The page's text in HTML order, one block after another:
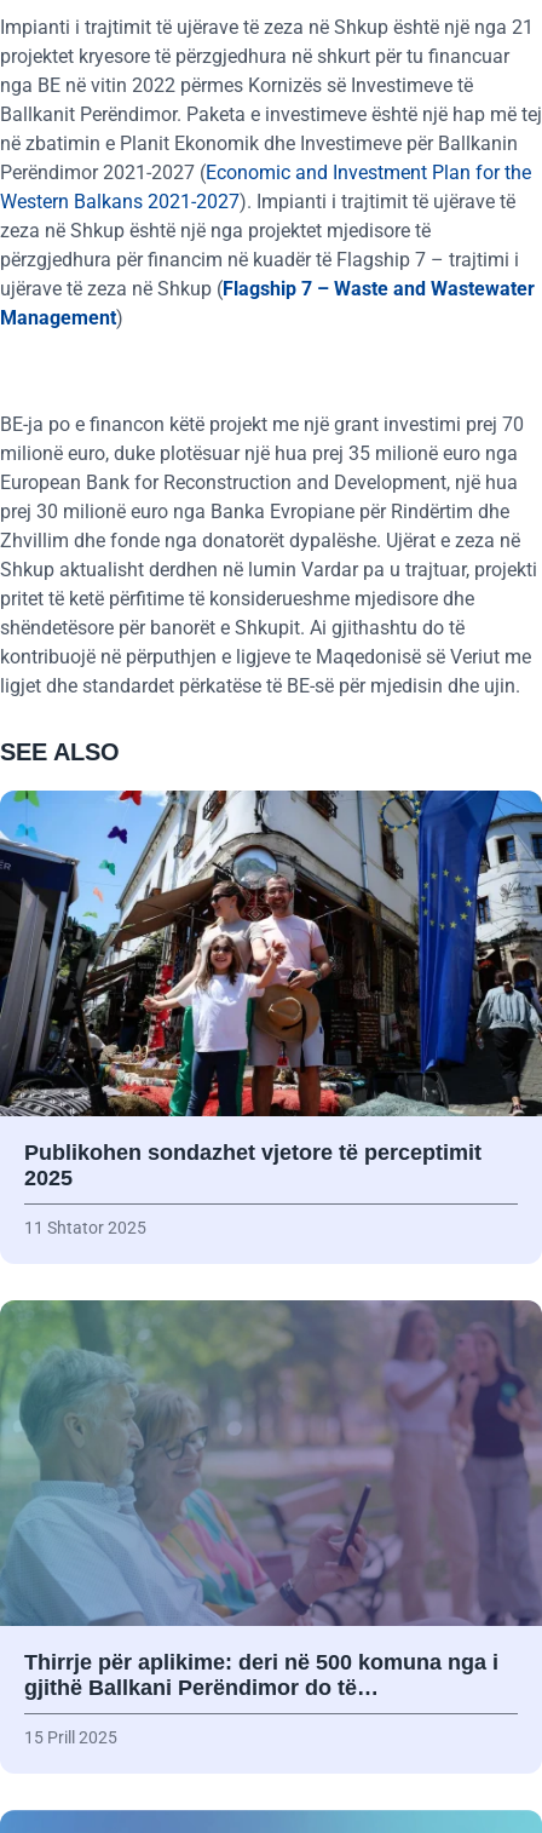
Impianti i trajtimit të ujërave të zeza në Shkup është një nga 21
projektet kryesore të përzgjedhura në shkurt për tu financuar
nga BE në vitin 2022 përmes Kornizës së Investimeve të
Ballkanit Perëndimor. Paketa e investimeve është një hap më tej
në zbatimin e Planit Ekonomik dhe Investimeve për Ballkanin
Perëndimor 2021-2027 (Economic and Investment Plan for the
Western Balkans 2021-2027). Impianti i trajtimit të ujërave të
zeza në Shkup është një nga projektet mjedisore të
përzgjedhura për financim në kuadër të Flagship 7 – trajtimi i
ujërave të zeza në Shkup (Flagship 7 – Waste and Wastewater
Management)
BE-ja po e financon këtë projekt me një grant investimi prej 70
milionë euro, duke plotësuar një hua prej 35 milionë euro nga
European Bank for Reconstruction and Development, një hua
prej 30 milionë euro nga Banka Evropiane për Rindërtim dhe
Zhvillim dhe fonde nga donatorët dypalëshe. Ujërat e zeza në
Shkup aktualisht derdhen në lumin Vardar pa u trajtuar, projekti
pritet të ketë përfitime të konsiderueshme mjedisore dhe
shëndetësore për banorët e Shkupit. Ai gjithashtu do të
kontribuojë në përputhjen e ligjeve te Maqedonisë së Veriut me
ligjet dhe standardet përkatëse të BE-së për mjedisin dhe ujin.
SEE ALSO
Publikohen sondazhet vjetore të perceptimit
2025
11 Shtator 2025
Thirrje për aplikime: deri në 500 komuna nga i
gjithë Ballkani Perëndimor do të…
15 Prill 2025